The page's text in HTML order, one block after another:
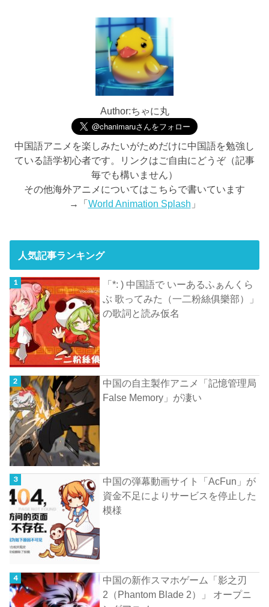
Author:ちゃに丸
中国語アニメを楽しみたいがためだけに中国語を勉強し
ている語学初心者です。リンクはご自由にどうぞ（記事
毎でも構いません）
その他海外アニメについてはこちらで書いています
→「World Animation Splash 」
人気記事ランキング
「*: ) 中国語で いーあるふぁんくら
ぶ 歌ってみた（一二粉絲俱樂部）」
の歌詞と読み仮名
中国の自主製作アニメ「記憶管理局
False Memory」が凄い
中国の弾幕動画サイト「AcFun」が
資金不足によりサービスを停止した
模様
中国の新作スマホゲーム「影之刃
2（Phantom Blade 2）」 オープニ